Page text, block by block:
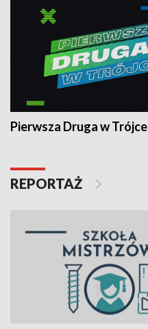
Pierwsza Druga w Trójce
REPORTAŻ